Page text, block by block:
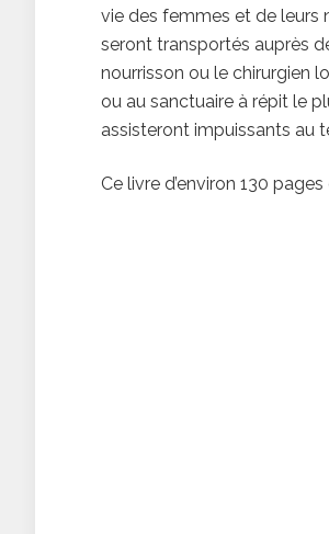
vie des femmes et de leurs
seront transportés auprès
nourrisson ou le chirurgien
ou au sanctuaire à répit le
assisteront impuissants au
Ce livre d’environ 130